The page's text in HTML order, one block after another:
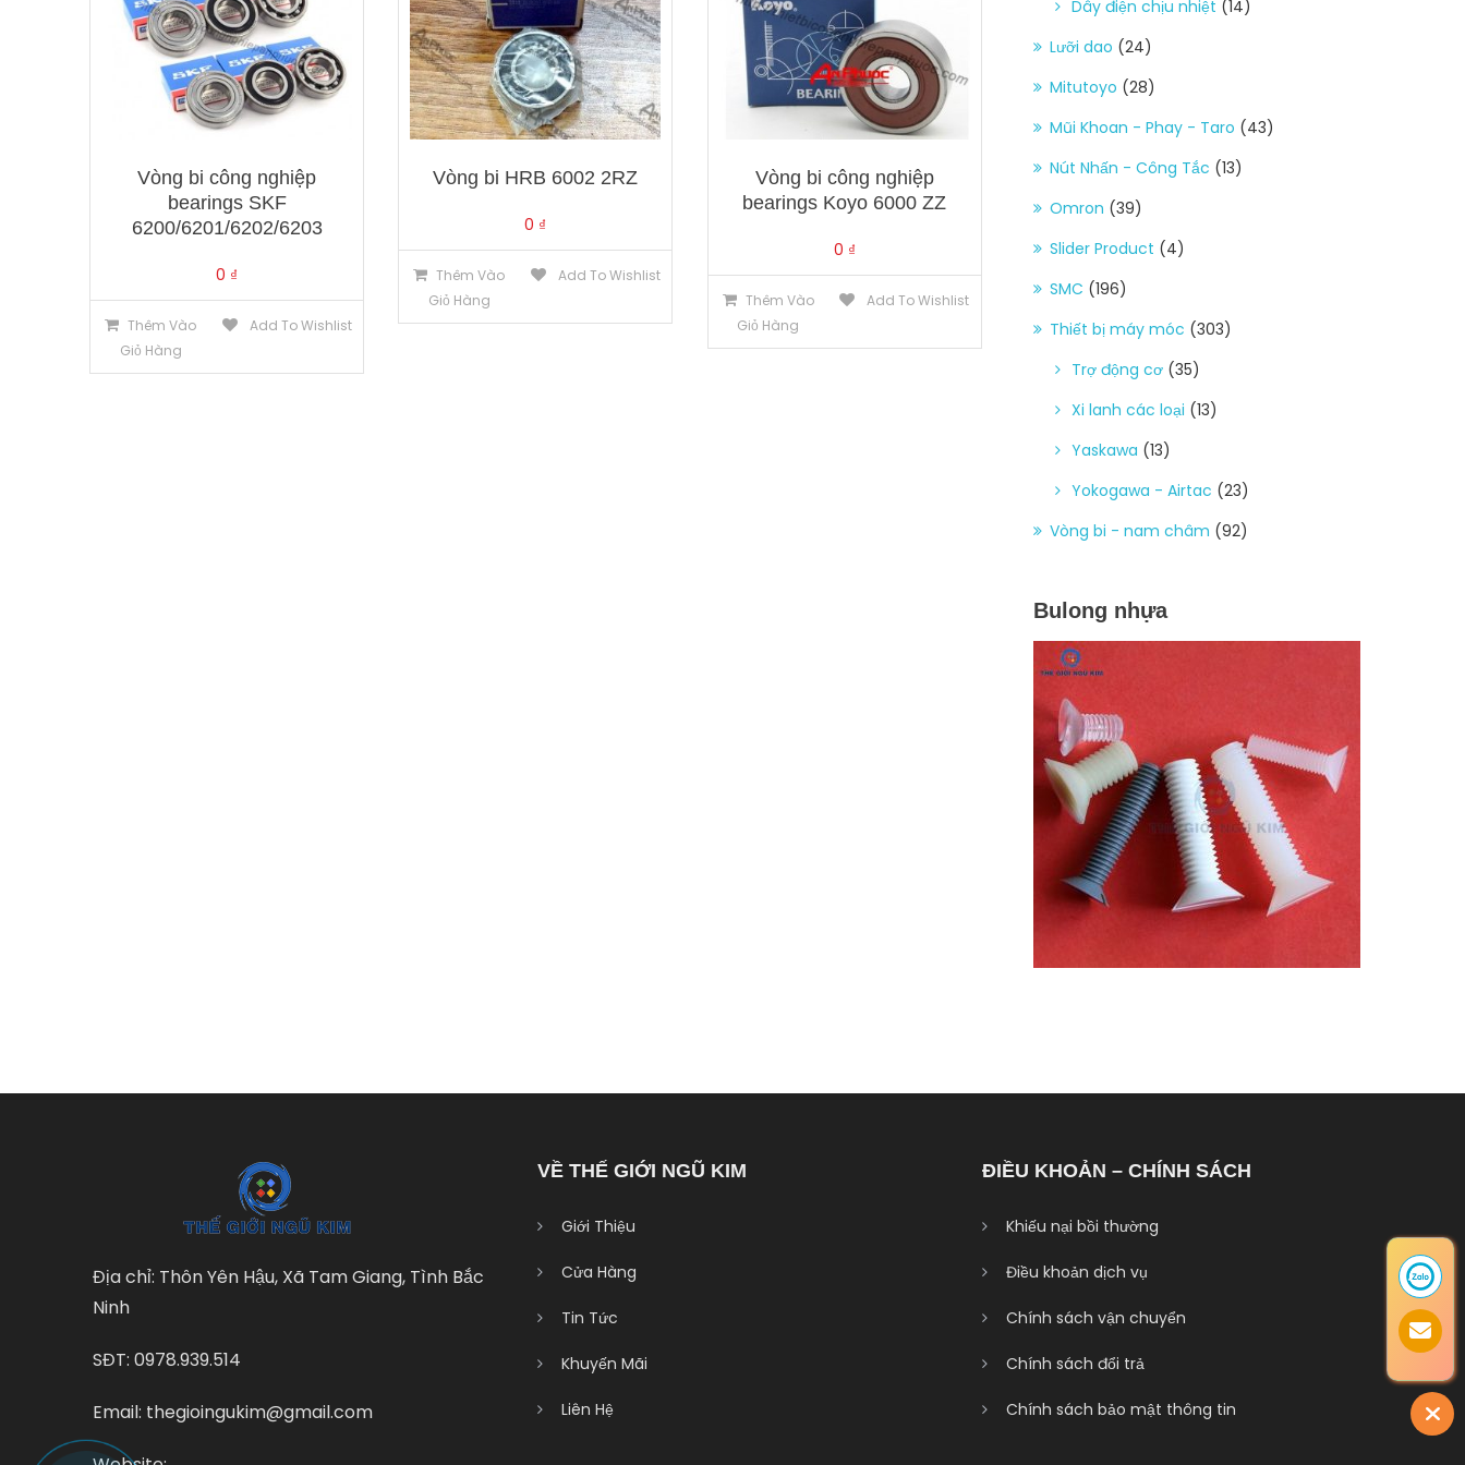
Vòng bi công nghiệp
bearings SKF
6200/6201/6202/6203
0 ₫
Thêm Vào
Giỏ Hàng
Add To Wishlist
Vòng bi HRB 6002 2RZ
0 ₫
Thêm Vào
Giỏ Hàng
Add To Wishlist
Vòng bi công nghiệp
bearings Koyo 6000 ZZ
0 ₫
Thêm Vào
Giỏ Hàng
Add To Wishlist
Dây điện chịu nhiệt (14)
Lưỡi dao (24)
Mitutoyo (28)
Mũi Khoan - Phay - Taro (43)
Nút Nhấn - Công Tắc (13)
Omron (39)
Slider Product (4)
SMC (196)
Thiết bị máy móc (303)
Trợ động cơ (35)
Xi lanh các loại (13)
Yaskawa (13)
Yokogawa - Airtac (23)
Vòng bi - nam châm (92)
Bulong nhựa
Địa chỉ: Thôn Yên Hậu, Xã Tam Giang, Tình Bắc
Ninh
SĐT: 0978.939.514
Email: thegioingukim@gmail.com
VỀ THẾ GIỚI NGŨ KIM
Giới Thiệu
Cửa Hàng
Tin Tức
Khuyến Mãi
Liên Hệ
ĐIỀU KHOẢN – CHÍNH SÁCH
Khiếu nại bồi thường
Điều khoản dịch vụ
Chính sách vận chuyển
Chính sách đổi trả
Chính sách bảo mật thông tin